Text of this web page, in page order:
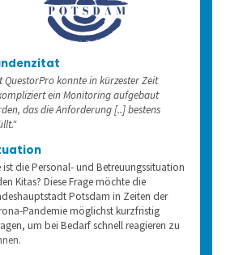
QuestorPro konnte in kürzester Zeit
ein Monitoring aufgebaut
das die Anforderung [..] bestens
ist die Personal- und Betreuungssituation
Kitas? Diese Frage möchte die
Potsdam in Zeiten der
Pandemie möglichst kurzfristig
um bei Bedarf schnell reagieren zu